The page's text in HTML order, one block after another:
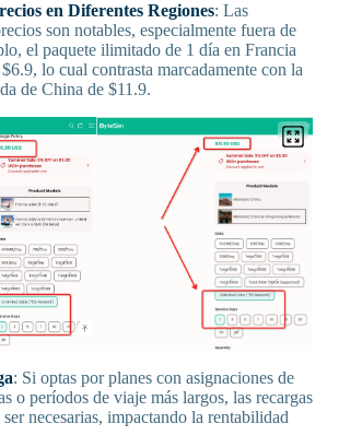
en Diferentes Regiones: Las
son notables, especialmente fuera de
el paquete ilimitado de 1 día en Francia
lo cual contrasta marcadamente con la
de China de $11.9.
: Si optas por planes con asignaciones de
o períodos de viaje más largos, las recargas
necesarias, impactando la rentabilidad